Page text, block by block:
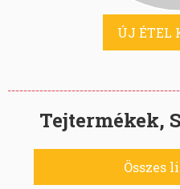
ÚJ ÉTEL
Tejtermékek,
Összes